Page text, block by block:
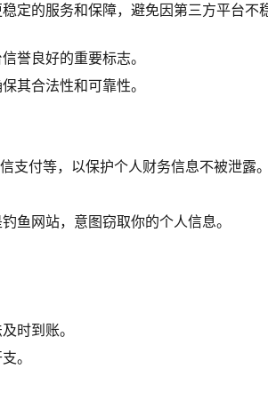
定的服务和保障，避免因第三方平台不
誉良好的重要标志。
其合法性和可靠性。
支付等，以保护个人财务信息不被泄露
鱼网站，意图窃取你的个人信息。
时到账。
。